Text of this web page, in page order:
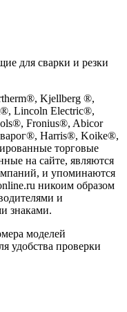
для сварки и резки
Kjellberg ®,
Lincoln Electric®,
Fronius®, Abicor
Harris®, Koike®,
торговые
на сайте, являются
и упоминаются
никоим образом
и
знаками.
моделей
удобства проверки